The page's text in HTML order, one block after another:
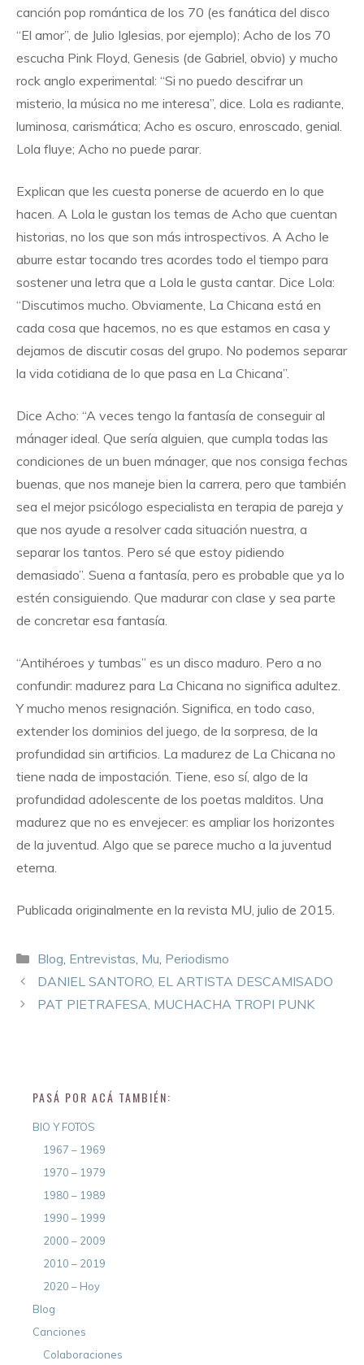
canción pop romántica de los 70 (es fanática del disco
“El amor”, de Julio Iglesias, por ejemplo); Acho de los 70
escucha Pink Floyd, Genesis (de Gabriel, obvio) y mucho
rock anglo experimental: “Si no puedo descifrar un
misterio, la música no me interesa”, dice. Lola es radiante,
luminosa, carismática; Acho es oscuro, enroscado, genial.
Lola fluye; Acho no puede parar.
Explican que les cuesta ponerse de acuerdo en lo que
hacen. A Lola le gustan los temas de Acho que cuentan
historias, no los que son más introspectivos. A Acho le
aburre estar tocando tres acordes todo el tiempo para
sostener una letra que a Lola le gusta cantar. Dice Lola:
“Discutimos mucho. Obviamente, La Chicana está en
cada cosa que hacemos, no es que estamos en casa y
dejamos de discutir cosas del grupo. No podemos separar
la vida cotidiana de lo que pasa en La Chicana”.
Dice Acho: “A veces tengo la fantasía de conseguir al
mánager ideal. Que sería alguien, que cumpla todas las
condiciones de un buen mánager, que nos consiga fechas
buenas, que nos maneje bien la carrera, pero que también
sea el mejor psicólogo especialista en terapia de pareja y
que nos ayude a resolver cada situación nuestra, a
separar los tantos. Pero sé que estoy pidiendo
demasiado”. Suena a fantasía, pero es probable que ya lo
estén consiguiendo. Que madurar con clase y sea parte
de concretar esa fantasía.
“Antihéroes y tumbas” es un disco maduro. Pero a no
confundir: madurez para La Chicana no significa adultez.
Y mucho menos resignación. Significa, en todo caso,
extender los dominios del juego, de la sorpresa, de la
profundidad sin artificios. La madurez de La Chicana no
tiene nada de impostación. Tiene, eso sí, algo de la
profundidad adolescente de los poetas malditos. Una
madurez que no es envejecer: es ampliar los horizontes
de la juventud. Algo que se parece mucho a la juventud
eterna.
Publicada originalmente en la revista MU, julio de 2015.
Blog, Entrevistas, Mu, Periodismo
DANIEL SANTORO, EL ARTISTA DESCAMISADO
PAT PIETRAFESA, MUCHACHA TROPI PUNK
PASÁ POR ACÁ TAMBIÉN:
BIO Y FOTOS
1967 – 1969
1970 – 1979
1980 – 1989
1990 – 1999
2000 – 2009
2010 – 2019
2020 – Hoy
Blog
Canciones
Colaboraciones